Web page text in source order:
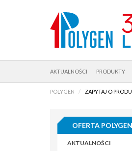
AKTUALNOŚCI PRODUKTY
POLYGEN ZAPYTAJ O
OFERTA POLYGEN
AKTUALNOŚCI